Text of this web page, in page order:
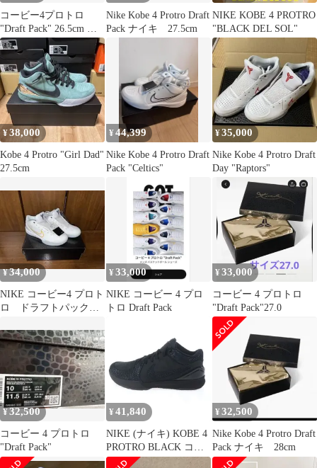
コービー4プロトロ
"Draft Pack" 26.5cm 新
品・未開封
Nike Kobe 4 Protro Draft
Pack ナイキ 27.5cm
NIKE KOBE 4 PROTRO
"BLACK DEL SOL"
¥38,000
Kobe 4 Protro "Girl Dad"
27.5cm
¥44,399
Nike Kobe 4 Protro Draft
Pack "Celtics"
¥35,000
Nike Kobe 4 Protro Draft
Day "Raptors"
¥34,000
NIKE コービー4 プロト
ロ ドラフトパック
¥33,000
NIKE コービー 4 プロ
トロ Draft Pack
¥33,000
コービー 4 プロトロ
"Draft Pack"27.0
¥32,500
コービー 4 プロトロ
"Draft Pack"
¥ 41,840
NIKE (ナイキ) KOBE 4
PROTRO BLACK コー
ビー4 プロトロ ローカ
¥32,500
Nike Kobe 4 Protro Draft
Pack ナイキ 28cm